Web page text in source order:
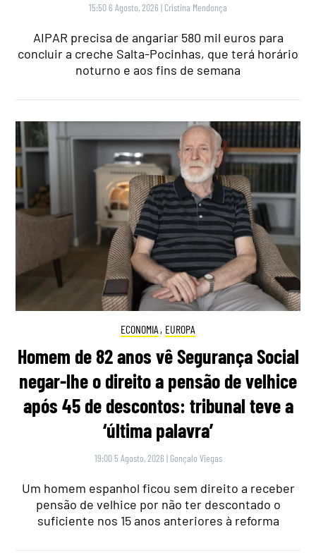
15:50 6 Agosto, 2026 | Cristina Mendonça
AIPAR precisa de angariar 580 mil euros para
concluir a creche Salta-Pocinhas, que terá horário
noturno e aos fins de semana
ECONOMIA , EUROPA
Homem de 82 anos vê Segurança Social
negar-lhe o direito a pensão de velhice
após 45 de descontos: tribunal teve a
‘última palavra’
19:00 5 Agosto, 2026 | Gonçalo Viegas
Um homem espanhol ficou sem direito a receber
pensão de velhice por não ter descontado o
suficiente nos 15 anos anteriores à reforma